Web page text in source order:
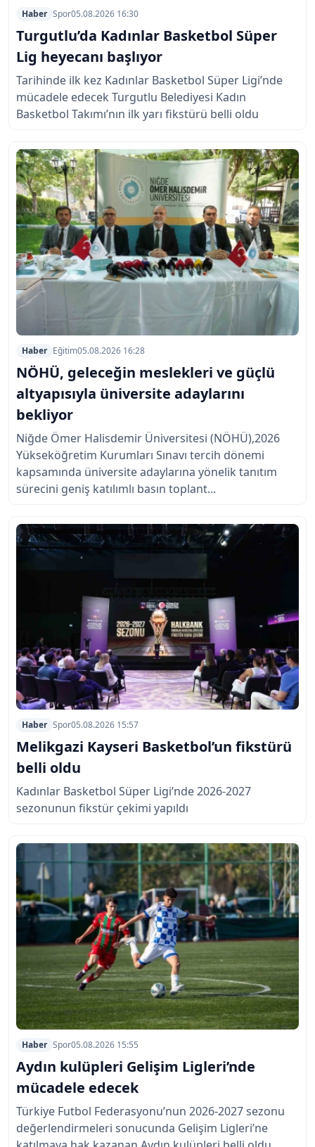
Haber Spor05.08.2026 16:30
Turgutlu’da Kadınlar Basketbol Süper
Lig heyecanı başlıyor
Tarihinde ilk kez Kadınlar Basketbol Süper Ligi’nde
mücadele edecek Turgutlu Belediyesi Kadın
Basketbol Takımı’nın ilk yarı fikstürü belli oldu
Haber Eğitim05.08.2026 16:28
NÖHÜ, geleceğin meslekleri ve güçlü
altyapısıyla üniversite adaylarını
bekliyor
Niğde Ömer Halisdemir Üniversitesi (NÖHÜ),2026
Yükseköğretim Kurumları Sınavı tercih dönemi
kapsamında üniversite adaylarına yönelik tanıtım
sürecini geniş katılımlı basın toplant...
Haber Spor05.08.2026 15:57
Melikgazi Kayseri Basketbol’un fikstürü
belli oldu
Kadınlar Basketbol Süper Ligi’nde 2026-2027
sezonunun fikstür çekimi yapıldı
Haber Spor05.08.2026 15:55
Aydın kulüpleri Gelişim Ligleri’nde
mücadele edecek
Türkiye Futbol Federasyonu’nun 2026-2027 sezonu
değerlendirmeleri sonucunda Gelişim Ligleri’ne